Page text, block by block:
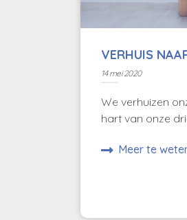
VERHUIS
14 mei 2020
We verhuizen
hart van onze
Meer te